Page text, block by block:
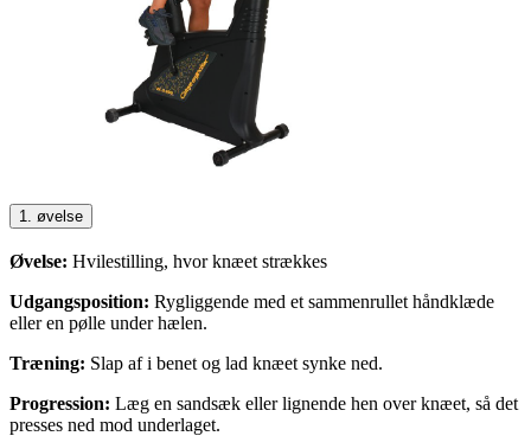
1. øvelse
Øvelse: Hvilestilling, hvor knæet strækkes
Udgangsposition: Rygliggende med et sammenrullet håndklæde
eller en pølle under hælen.
Træning: Slap af i benet og lad knæet synke ned.
Progression: Læg en sandsæk eller lignende hen over knæet, så det
presses ned mod underlaget.